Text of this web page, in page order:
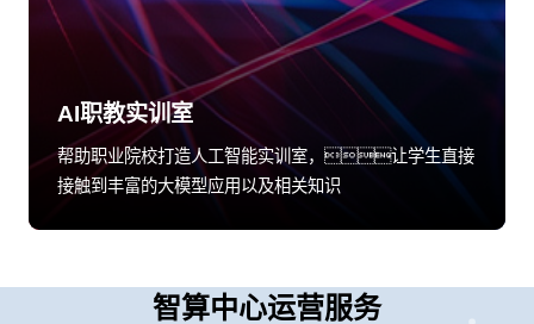
AI职教实训室
帮助职业院校打造人工智能实训室，让学生直接
接触到丰富的大模型应用以及相关知识
智算中心运营服务